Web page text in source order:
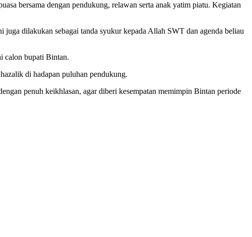
bersama dengan pendukung, relawan serta anak yatim piatu. Kegiatan
dilakukan sebagai tanda syukur kepada Allah SWT dan agenda beliau
calon bupati Bintan.
di hadapan puluhan pendukung.
penuh keikhlasan, agar diberi kesempatan memimpin Bintan periode